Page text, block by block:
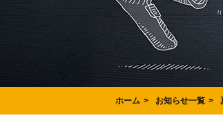
ホーム お知らせ一覧